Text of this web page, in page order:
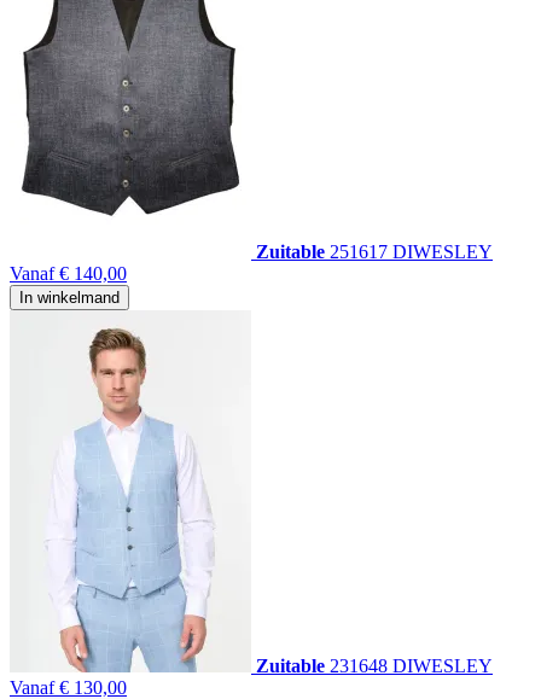
Zuitable 251617 DIWESLEY
Vanaf € 140,00
In winkelmand
Zuitable 231648 DIWESLEY
Vanaf € 130,00